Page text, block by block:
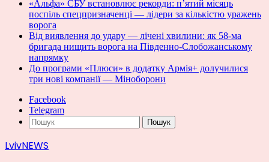
«Альфа» СБУ встановлює рекорди: п’ятий місяць
поспіль спецпризначенці — лідери за кількістю уражень
ворога
Від виявлення до удару — лічені хвилини: як 58-ма
бригада нищить ворога на Південно-Слобожанському
напрямку
До програми «Плюси» в додатку Армія+ долучилися
три нові компанії — Міноборони
Facebook
Telegram
Пошук
LvivNEWS